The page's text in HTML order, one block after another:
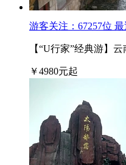
游客关注： 67257位 最
【“U行家”经典游】
￥4980元起